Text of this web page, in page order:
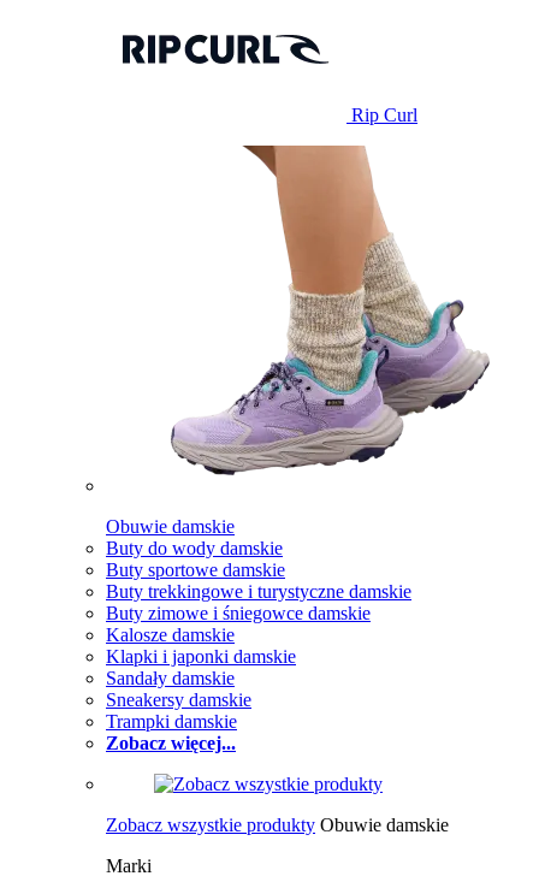
Rip Curl
Obuwie damskie
Buty do wody damskie
Buty sportowe damskie
Buty trekkingowe i turystyczne damskie
Buty zimowe i śniegowce damskie
Kalosze damskie
Klapki i japonki damskie
Sandały damskie
Sneakersy damskie
Trampki damskie
Zobacz więcej...
Zobacz wszystkie produkty Obuwie damskie
Marki